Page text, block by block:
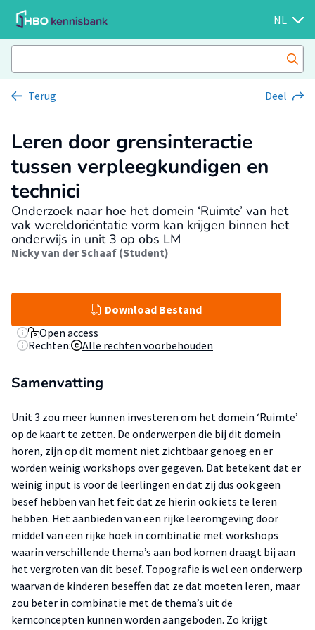
NL
Terug Deel
Leren door grensinteractie
tussen verpleegkundigen en
technici
Onderzoek naar hoe het domein ‘Ruimte’ van het
vak wereldoriëntatie vorm kan krijgen binnen het
onderwijs in unit 3 op obs LM
Nicky van der Schaaf (Student)
Download Bestand
Open access
Rechten:
Alle rechten voorbehouden
Samenvatting
Unit 3 zou meer kunnen investeren om het domein ‘Ruimte’
op de kaart te zetten. De onderwerpen die bij dit domein
horen, zijn op dit moment niet zichtbaar genoeg en er
worden weinig workshops over gegeven. Dat betekent dat er
weinig input is voor de leerlingen en dat zij dus ook geen
besef hebben van het feit dat ze hierin ook iets te leren
hebben. Het aanbieden van een rijke leeromgeving door
middel van een rijke hoek in combinatie met workshops
waarin verschillende thema’s aan bod komen draagt bij aan
het vergroten van dit besef. Topografie is wel een onderwerp
waarvan de kinderen beseffen dat ze dat moeten leren, maar
zou beter in combinatie met de thema’s uit de
kernconcepten kunnen worden aangeboden. Zo krijgt